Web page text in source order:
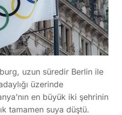
uzun süredir Berlin ile
üzerinde
en büyük iki şehrinin
tamamen suya düştü.